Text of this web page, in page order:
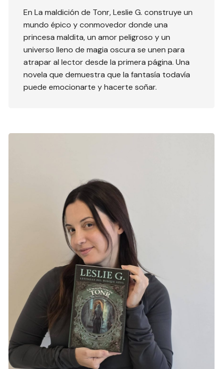
En La maldición de Tonr, Leslie G. construye un
mundo épico y conmovedor donde una
princesa maldita, un amor peligroso y un
universo lleno de magia oscura se unen para
atrapar al lector desde la primera página. Una
novela que demuestra que la fantasía todavía
puede emocionarte y hacerte soñar.